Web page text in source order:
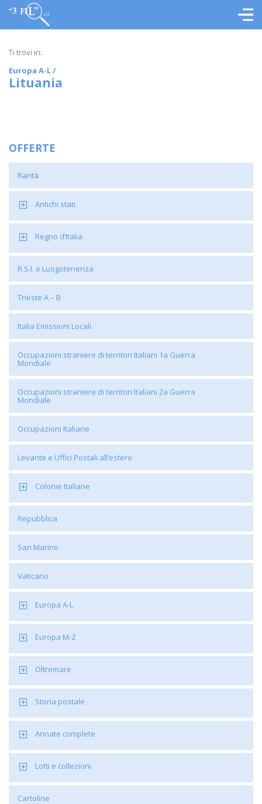
OFFERTE
Rarità
Antichi stati
Regno d’Italia
R.S.I. e Luogotenenza
Trieste A – B
Italia Emissioni Locali
Occupazioni straniere di territori Italiani 1a Guerra
Mondiale
Occupazioni straniere di territori Italiani 2a Guerra
Mondiale
Occupazioni Italiane
Levante e Uffici Postali all’estero
Colonie Italiane
Repubblica
San Marino
Vaticano
Europa A-L
Europa M-Z
Oltremare
Storia postale
Annate complete
Lotti e collezioni
Cartoline
Ti trovi in:
Europa A-L/
Lituania